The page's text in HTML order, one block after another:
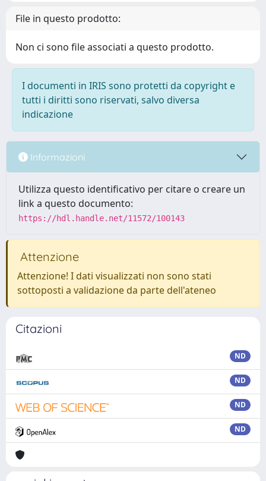
File in questo prodotto:
Non ci sono file associati a questo prodotto.
I documenti in IRIS sono protetti da copyright e
tutti i diritti sono riservati, salvo diversa
indicazione
Informazioni
Utilizza questo identificativo per citare o creare un
link a questo documento:
https://hdl.handle.net/11572/100143
Attenzione
Attenzione! I dati visualizzati non sono stati
sottoposti a validazione da parte dell'ateneo
Citazioni
ND
ND
ND
ND